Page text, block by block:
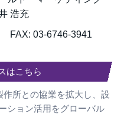
浩充
03-6746-3941
はこちら
所との協業を拡大し、設
ション活用をグローバル